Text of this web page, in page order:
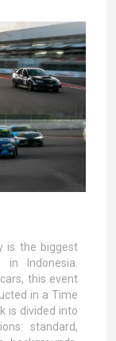
is the biggest
Indonesia.
this event
in a Time
is divided into
standard,